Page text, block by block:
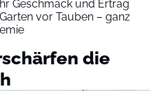
Geschmack und Ertrag
vor Tauben – ganz
die